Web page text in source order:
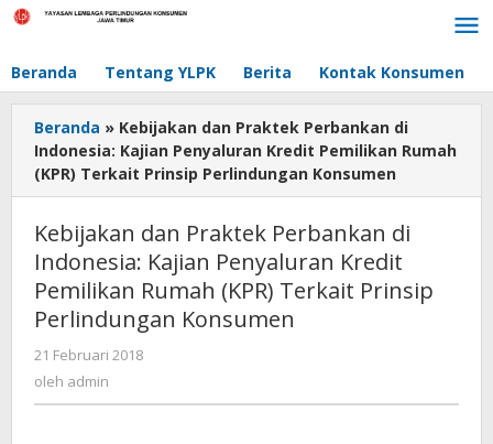
Lewati
Beranda Tentang YLPK Berita Kontak Konsumen
Beranda » Kebijakan dan Praktek Perbankan di
Indonesia: Kajian Penyaluran Kredit Pemilikan Rumah
(KPR) Terkait Prinsip Perlindungan Konsumen
Kebijakan dan Praktek Perbankan di
Indonesia: Kajian Penyaluran Kredit
Pemilikan Rumah (KPR) Terkait Prinsip
Perlindungan Konsumen
21 Februari 2018
oleh admin